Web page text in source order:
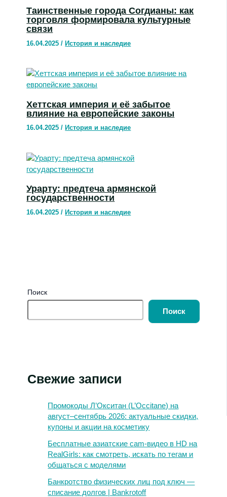
Таинственные города Согдианы: как
торговля формировала культурные
связи
16.04.2025/История и наследие
Хеттская империя и её забытое
влияние на европейские законы
16.04.2025/ История и наследие
Урарту: предтеча армянской
государственности
16.04.2025/ История и наследие
Поиск
Поиск
Свежие записи
Промокоды Л’Окситан (L’Occitane) на
август–сентябрь 2026: актуальные скидки,
купоны и акции на косметику
Бесплатные азиатские cam-видео в HD на
RealGirls: как смотреть, искать по тегам и
общаться с моделями
Банкротство физических лиц под ключ —
списание долгов | Bankrotoff